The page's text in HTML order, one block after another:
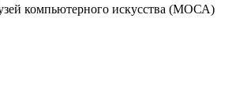
компьютерного искусства (МОСА)